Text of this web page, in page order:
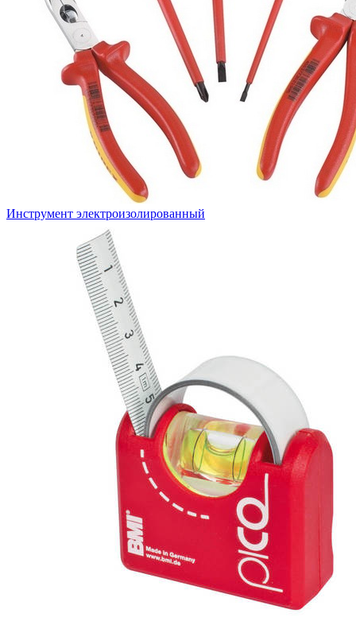
Инструмент электроизолированный